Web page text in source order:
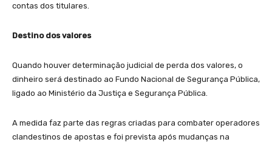
contas dos titulares.
Destino dos valores
Quando houver determinação judicial de perda dos valores, o
dinheiro será destinado ao Fundo Nacional de Segurança Pública,
ligado ao Ministério da Justiça e Segurança Pública.
A medida faz parte das regras criadas para combater operadores
clandestinos de apostas e foi prevista após mudanças na